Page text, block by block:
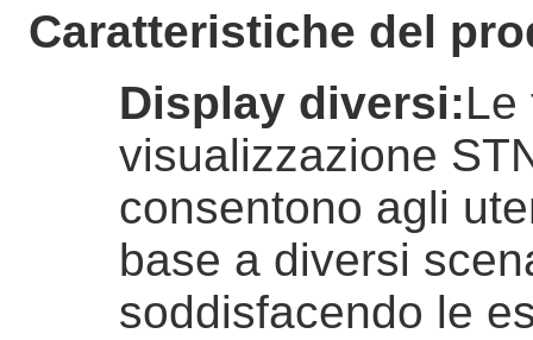
Caratteristiche del
Display diversi:Le
visualizzazione
consentono agli
base a diversi
soddisfacendo le